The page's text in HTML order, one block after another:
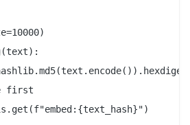
first